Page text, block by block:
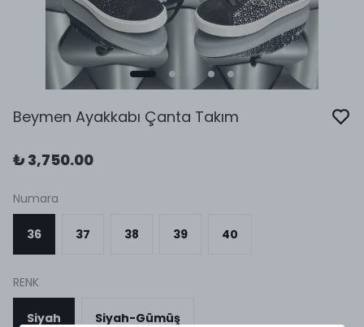
Beymen Ayakkabı Çanta Takım
₺ 3,750.00
Numara
36 37 38 39 40
RENK
Siyah Siyah-Gümüş